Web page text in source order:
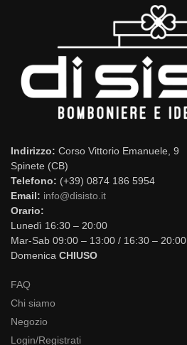
Indirizzo: Corso Vittorio Emanuele, 9
Spinete (CB)
Telefono: (+39) 0874 186 5954
Email: info@disisto.it
Orario:
Lunedì 16:30 – 20:00
Mar-Sab 09:00 – 13:00 / 16:30 – 20:00
Domenica CHIUSO
FAQ
Chi siamo
Negozio
Login/Registrati